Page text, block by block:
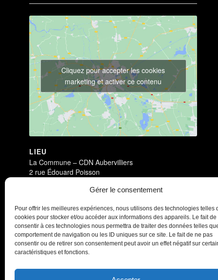
Gérer le consentement
Pour offrir les meilleures expériences, nous utilisons des technologies telles
cookies pour stocker et/ou accéder aux informations des appareils. Le fait de
consentir à ces technologies nous permettra de traiter des données telles
comportement de navigation ou les ID uniques sur ce site. Le fait de ne pas
consentir ou de retirer son consentement peut avoir un effet négatif sur
caractéristiques et fonctions.
LIEU
La Commune – CDN Aubervilliers
2 rue Édouard Poisson
France
Cliquez pour accepter les cookies
marketing et activer ce contenu
Dark Circus Dark Circus